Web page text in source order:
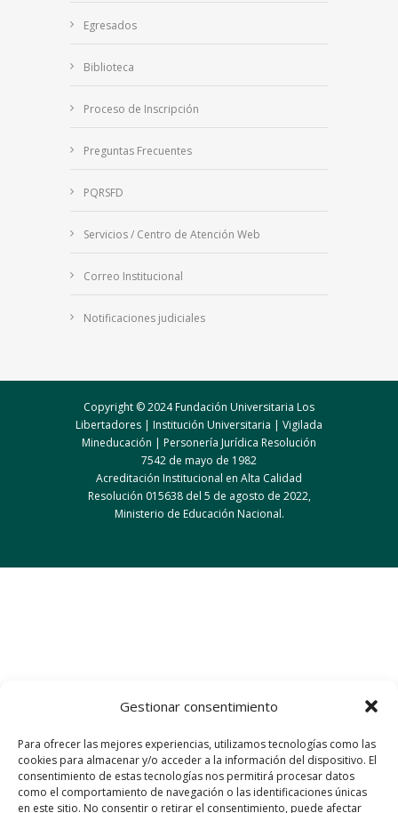
Gestionar consentimiento
Para ofrecer las mejores experiencias, utilizamos tecnologías como las
cookies para almacenar y/o acceder a la información del dispositivo. El
consentimiento de estas tecnologías nos permitirá procesar datos
como el comportamiento de navegación o las identificaciones únicas
en este sitio. No consentir o retirar el consentimiento, puede afectar
Egresados
Biblioteca
Proceso de Inscripción
Preguntas Frecuentes
PQRSFD
Servicios / Centro de Atención Web
Correo Institucional
Notificaciones judiciales
Copyright © 2024 Fundación Universitaria Los
Libertadores | Institución Universitaria | Vigilada
Mineducación | Personería Jurídica Resolución
7542 de mayo de 1982
Acreditación Institucional en Alta Calidad
Resolución 015638 del 5 de agosto de 2022,
Ministerio de Educación Nacional.